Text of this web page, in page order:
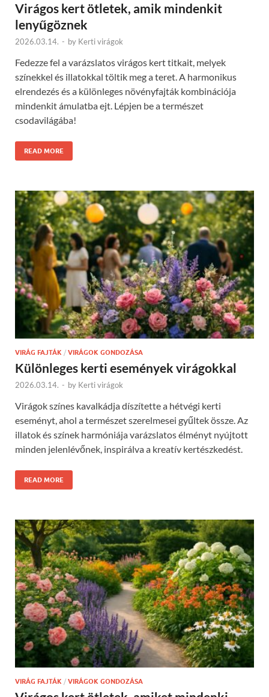
Virágos kert ötletek, amik mindenkit
lenyűgöznek
2026.03.14. - by Kerti virágok
Fedezze fel a varázslatos virágos kert titkait, melyek
színekkel és illatokkal töltik meg a teret. A harmonikus
elrendezés és a különleges növényfajták kombinációja
mindenkit ámulatba ejt. Lépjen be a természet
csodavilágába!
READ MORE
VIRÁG FAJTÁK / VIRÁGOK GONDOZÁSA
Különleges kerti események virágokkal
2026.03.14. - by Kerti virágok
Virágok színes kavalkádja díszítette a hétvégi kerti
eseményt, ahol a természet szerelmesei gyűltek össze. Az
illatok és színek harmóniája varázslatos élményt nyújtott
minden jelenlévőnek, inspirálva a kreatív kertészkedést.
READ MORE
VIRÁG FAJTÁK / VIRÁGOK GONDOZÁSA